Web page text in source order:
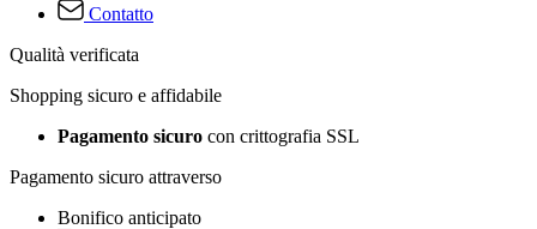
Contatto
Qualità verificata
Shopping sicuro e affidabile
Pagamento sicuro con crittografia SSL
Pagamento sicuro attraverso
Bonifico anticipato